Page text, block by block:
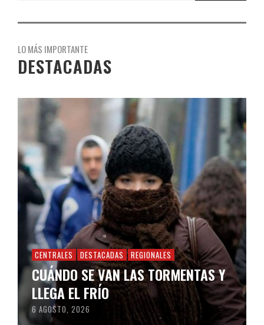
LO MÁS IMPORTANTE
DESTACADAS
CENTRALES DESTACADAS REGIONALES
CUÁNDO SE VAN LAS TORMENTAS Y
LLEGA EL FRÍO
6 AGOSTO, 2026